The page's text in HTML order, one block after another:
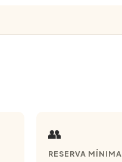
👥
RESERVA MÍNIMA